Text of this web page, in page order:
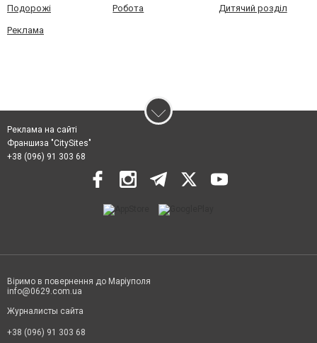
Подорожі Робота Дитячий розділ
Реклама
Реклама на сайті
Франшиза "CitySites"
+38 (096) 91 303 68
Віримо в повернення до Маріуполя
info@0629.com.ua
Журналисты сайта
+38 (096) 91 303 68